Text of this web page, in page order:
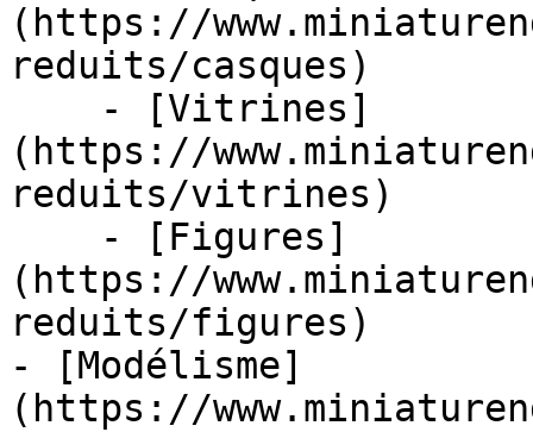
(https://
reduits/casques)
(https://
reduits/vitrines)
(https://
reduits/figures)
- [Modélisme]
(https://